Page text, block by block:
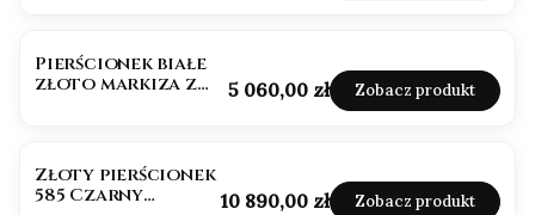
Pierścionek białe
złoto markiza z
Cena
5 060,00 zł Zobacz produkt
Złoty pierścionek
585 Czarny
Cena
10 890,00 zł Zobacz produkt